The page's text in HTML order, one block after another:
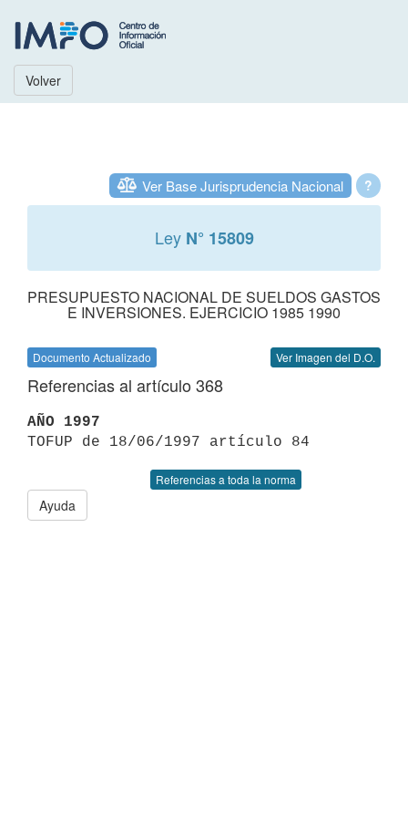
Volver
?
Ver Base Jurisprudencia Nacional
Ley N° 15809
PRESUPUESTO NACIONAL DE SUELDOS GASTOS
E INVERSIONES. EJERCICIO 1985 1990
Documento Actualizado Ver Imagen del D.O.
Referencias al artículo 368
AÑO 1997
Referencias a toda la norma
Ayuda